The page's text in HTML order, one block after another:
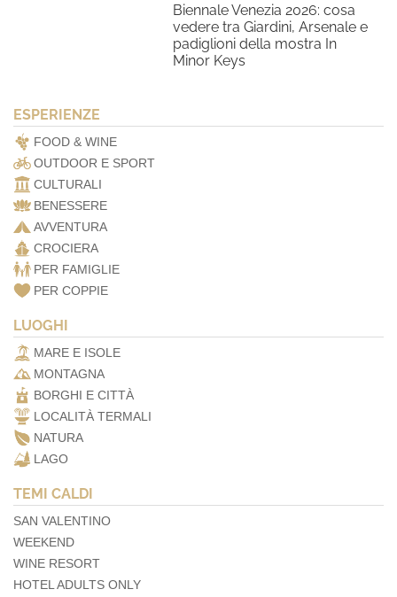
Biennale Venezia 2026: cosa
vedere tra Giardini, Arsenale e
padiglioni della mostra In
Minor Keys
ESPERIENZE
FOOD & WINE
OUTDOOR E SPORT
CULTURALI
BENESSERE
AVVENTURA
CROCIERA
PER FAMIGLIE
PER COPPIE
LUOGHI
MARE E ISOLE
MONTAGNA
BORGHI E CITTÀ
LOCALITÀ TERMALI
NATURA
LAGO
TEMI CALDI
SAN VALENTINO
WEEKEND
WINE RESORT
HOTEL ADULTS ONLY